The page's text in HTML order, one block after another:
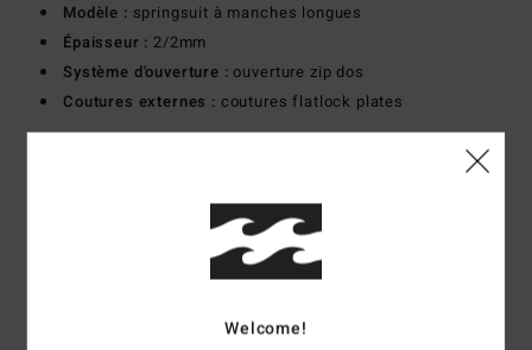
Modèle : springsuit à manches longues
Épaisseur : 2/2mm
Système d'ouverture : ouverture zip dos
Coutures externes : coutures flatlock plates
Traçabilité du produit (Loi Agec)
Livraison & Retours
Welcome!